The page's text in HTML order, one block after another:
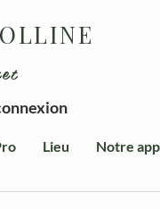
Lieu Notre